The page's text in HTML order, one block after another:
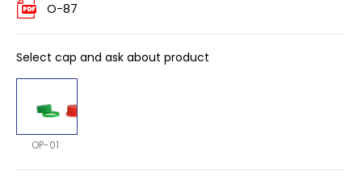
O-87
Select cap and ask about product
OP-01